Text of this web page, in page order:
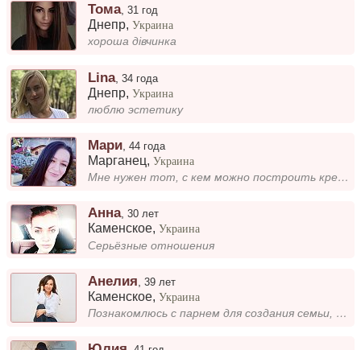
Тома,31 год
Днепр,Украина
хороша дівчинка
Lina,34 года
Днепр,Украина
люблю эстетику
Мари ,44 года
Марганец,Украина
Мне нужен тот, с кем можно построить крепкие семейные отношения и разделить важные этапы жизни. Ищу спокойного, ответств...
Анна,30 лет
Каменское,Украина
Серьёзные отношения
Анелия ,39 лет
Каменское,Украина
Познакомлюсь с парнем для создания семьи, на основе любви и взаимопонимания, без в/п, без детей, возраст до 38 лет....